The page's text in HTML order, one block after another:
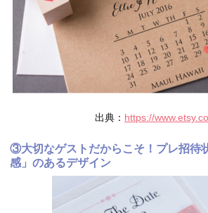
出典： https://
③大切なゲストだからこそ！プレ招待
感」のあるデザイン